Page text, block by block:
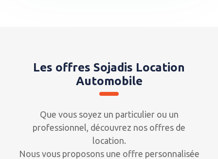
Les offres Sojadis Location
Automobile
Que vous soyez un particulier ou un
professionnel, découvrez nos offres de
location.
Nous vous proposons une offre personnalisée